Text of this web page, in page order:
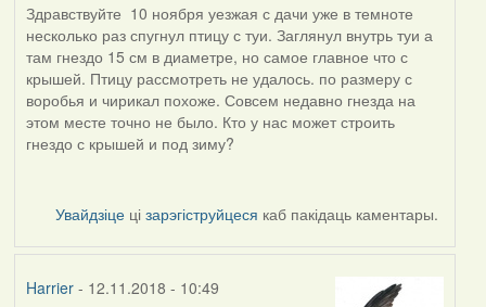
Здравствуйте 10 ноября уезжая с дачи уже в темноте
несколько раз спугнул птицу с туи. Заглянул внутрь туи а
там гнездо 15 см в диаметре, но самое главное что с
крышей. Птицу рассмотреть не удалось. по размеру с
воробья и чирикал похоже. Совсем недавно гнезда на
этом месте точно не было. Кто у нас может строить
гнездо с крышей и под зиму?
Увайдзіце цізарэгіструйцеся каб пакідаць каментары.
Harrier- 12.11.2018 - 10:49